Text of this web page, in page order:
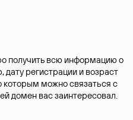
получить всю информацию о
регистрации и возраст
которым можно связаться с
домен вас заинтересовал.